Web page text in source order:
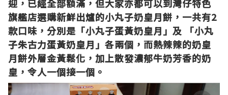
迎， 已經全部額滿，但大家亦都可以到灣仔特色
旗艦店選購新鮮出爐的小丸子奶皇月餅，一共有2
款口味，分別是「小丸子蛋黃奶皇月」及 「小丸
子朱古力蛋黃奶皇月」各兩個，而熱辣辣的奶皇
月餅外層金黃鬆化，加上散發濃郁牛奶芳香的奶
皇，令人一個接一個。